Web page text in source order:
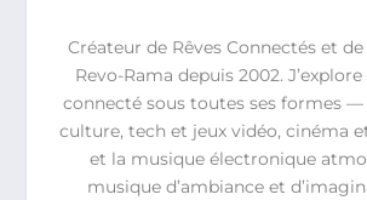
Créateur de Rêves Connectés et
Revo-Rama depuis 2002.
connecté sous toutes ses formes
culture, tech et jeux vidéo, cinéma
et la musique électronique
musique d’ambiance et